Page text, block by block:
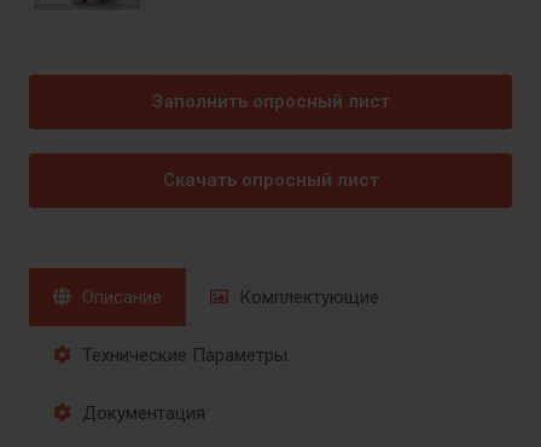
Заполнить опросный лист
Скачать опросный лист
Описание Комплектующие
Технические Параметры
Документация